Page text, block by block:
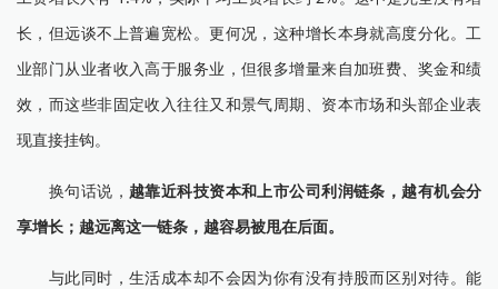
长，但远谈不上普遍宽松。更何况，这种增长本身就高度分化。工
业部门从业者收入高于服务业，但很多增量来自加班费、奖金和绩
效，而这些非固定收入往往又和景气周期、资本市场和头部企业表
现直接挂钩。
换句话说， 越靠近科技资本和上市公司利润链条，越有机会分
享增长；越远离这一链条，越容易被甩在后面。
与此同时，生活成本却不会因为你有没有持股而区别对待。能